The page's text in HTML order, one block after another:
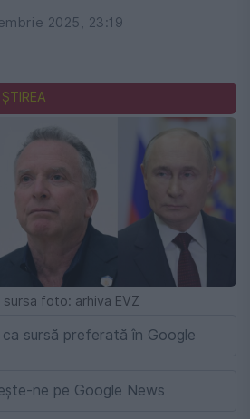
2025, 23:19
foto: arhiva EVZ
sursă preferată în Google
ne pe Google News